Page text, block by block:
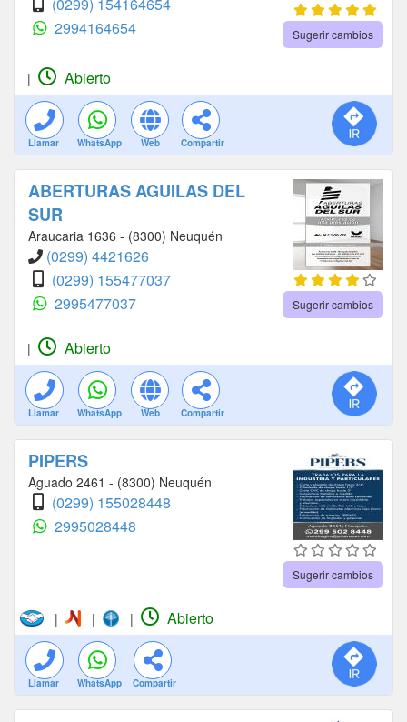
2994164654
Sugerir cambios
| Abierto
Llamar WhatsApp Web Compartir
ABERTURAS AGUILAS DEL
SUR
Araucaria 1636 - (8300) Neuquén
(0299) 4421626
(0299) 155477037
2995477037
Sugerir cambios
| Abierto
Llamar WhatsApp Web Compartir
PIPERS
Aguado 2461 - (8300) Neuquén
(0299) 155028448
2995028448
Sugerir cambios
| | | Abierto
Llamar WhatsApp Compartir